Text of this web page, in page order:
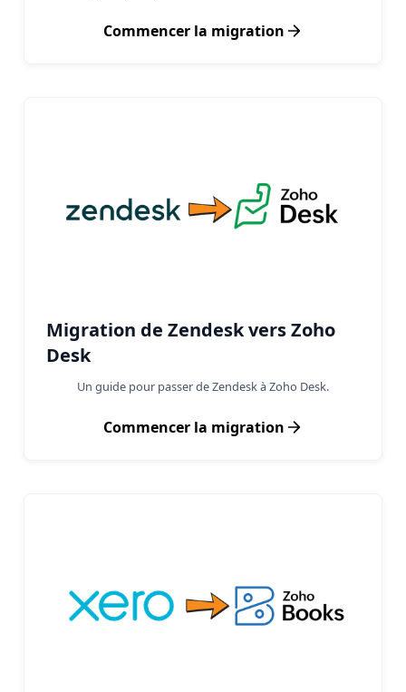
Commencer la migration
Migration de Zendesk vers Zoho
Desk
Un guide pour passer de Zendesk à Zoho Desk.
Commencer la migration